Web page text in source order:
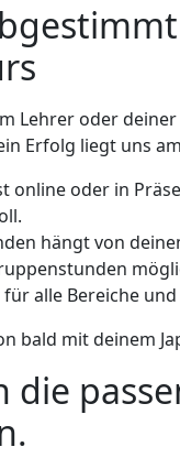
Lehrer oder
Erfolg liegt uns
online oder in
hängt von
alle Bereiche und
bald mit deinem